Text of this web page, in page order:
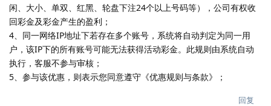
闲、大小、单双、红黑、轮盘下注24个以上号码等），公司有权收
回彩金及彩金产生的盈利；
4、同一网络IP地址下若存在多个账号，系统将自动判定为同一用
户，该IP下的所有账号可能无法获得活动彩金。此规则由系统自动
执行，客服不参与审核；
5、参与该优惠，则表示您同意遵守《优惠规则与条款》；
回复